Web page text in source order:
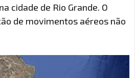
cidade de Rio Grande. O
de movimentos aéreos não